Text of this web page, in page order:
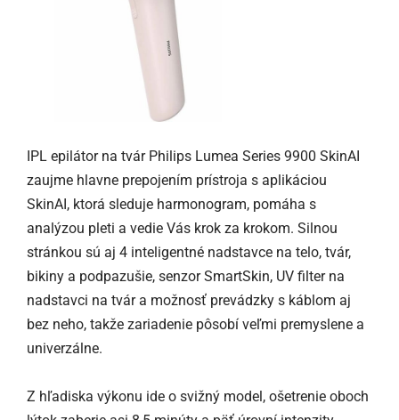
IPL epilátor na tvár Philips Lumea Series 9900 SkinAI
zaujme hlavne prepojením prístroja s aplikáciou
SkinAI, ktorá sleduje harmonogram, pomáha s
analýzou pleti a vedie Vás krok za krokom. Silnou
stránkou sú aj 4 inteligentné nadstavce na telo, tvár,
bikiny a podpazušie, senzor SmartSkin, UV filter na
nadstavci na tvár a možnosť prevádzky s káblom aj
bez neho, takže zariadenie pôsobí veľmi premyslene a
univerzálne.
Z hľadiska výkonu ide o svižný model, ošetrenie oboch